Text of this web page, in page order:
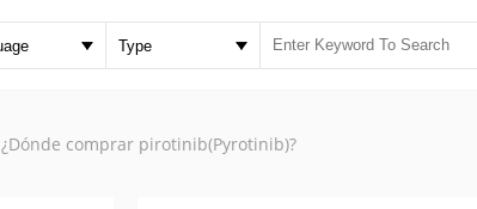
¿Dónde comprar pirotinib(Pyrotinib)?